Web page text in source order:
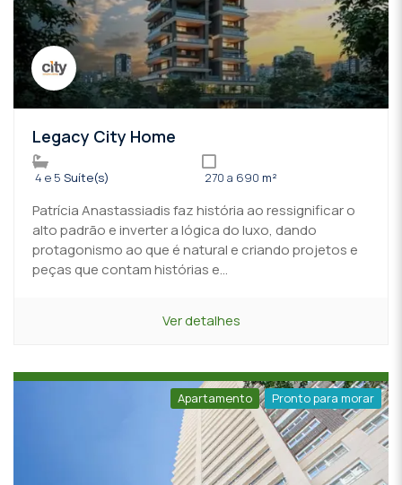
Legacy City Home
4 e 5 Suíte(s) 270 a 690 m²
Patrícia Anastassiadis faz história ao ressignificar o
alto padrão e inverter a lógica do luxo, dando
protagonismo ao que é natural e criando projetos e
peças que contam histórias e...
Ver detalhes
Apartamento Pronto para morar